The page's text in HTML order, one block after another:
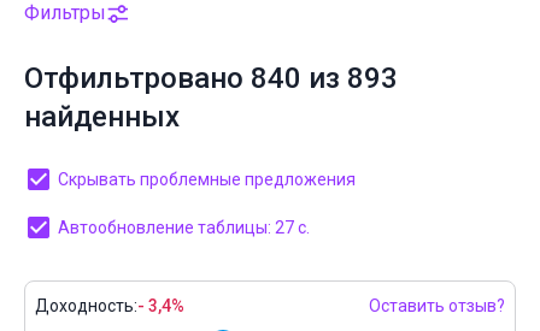
Фильтры
Отфильтровано 840 из 893
найденных
Скрывать проблемные предложения
Автообновление таблицы: 27 с.
Доходность:- 3,4% Оставить отзыв?